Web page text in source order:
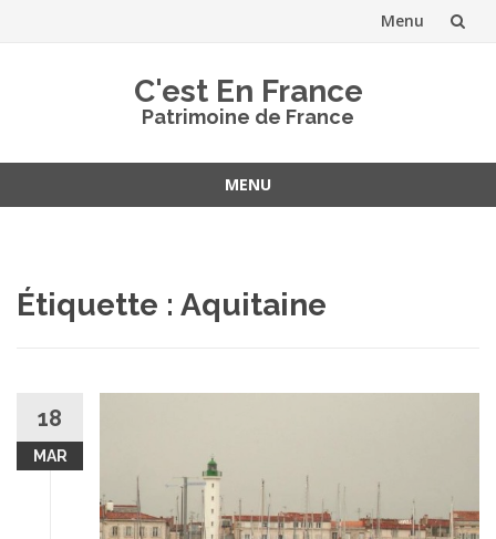
Menu
C'est En France
Patrimoine de France
MENU
Étiquette : Aquitaine
18
MAR